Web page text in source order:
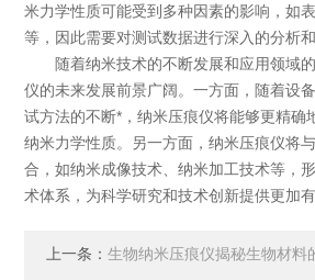
米力学性质可能受到多种因素的影响，如
等，因此需要对测试数据进行深入的分析和
随着纳米技术的不断发展和应用领域的
仪的未来发展前景广阔。一方面，随着设
试方法的不断*，纳米压痕仪将能够更精确
纳米力学性质。另一方面，纳米压痕仪将
合，如纳米成像技术、纳米加工技术等，
术体系，为科学研究和技术创新提供更加有
上一条：生物纳米压痕仪揭秘生物材料